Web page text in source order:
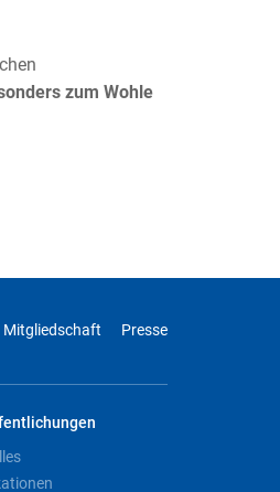
zum Wohle
Mitgliedschaft Presse